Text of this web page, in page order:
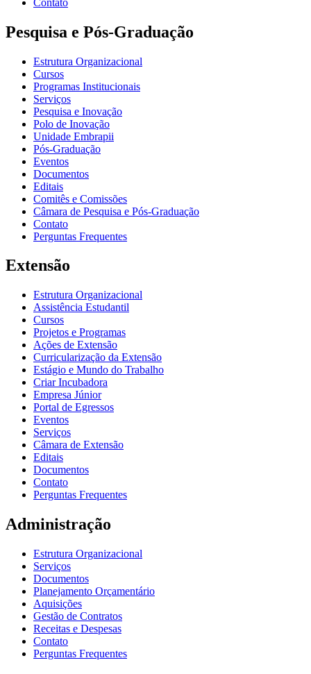
Pesquisa e Pós-Graduação
Estrutura Organizacional
Cursos
Programas Institucionais
Serviços
Pesquisa e Inovação
Polo de Inovação
Unidade Embrapii
Pós-Graduação
Eventos
Documentos
Editais
Comitês e Comissões
Câmara de Pesquisa e Pós-Graduação
Contato
Perguntas Frequentes
Extensão
Estrutura Organizacional
Assistência Estudantil
Cursos
Projetos e Programas
Ações de Extensão
Curricularização da Extensão
Estágio e Mundo do Trabalho
Criar Incubadora
Empresa Júnior
Portal de Egressos
Eventos
Serviços
Câmara de Extensão
Editais
Documentos
Contato
Perguntas Frequentes
Administração
Estrutura Organizacional
Serviços
Documentos
Planejamento Orçamentário
Aquisições
Gestão de Contratos
Receitas e Despesas
Contato
Perguntas Frequentes